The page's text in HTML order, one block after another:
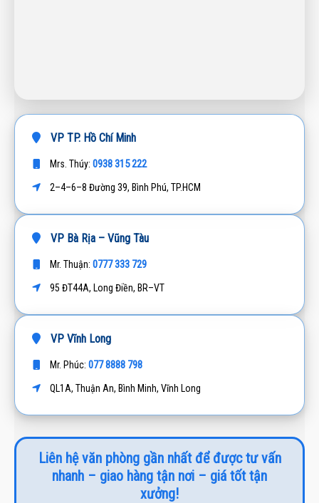
VP TP. Hồ Chí Minh
Mrs. Thúy: 0938 315 222
2–4–6–8 Đường 39, Bình Phú, TP.HCM
VP Bà Rịa – Vũng Tàu
Mr. Thuận: 0777 333 729
95 ĐT44A, Long Điền, BR–VT
VP Vĩnh Long
Mr. Phúc: 077 8888 798
QL1A, Thuận An, Bình Minh, Vĩnh Long
Liên hệ văn phòng gần nhất để được tư vấn
nhanh – giao hàng tận nơi – giá tốt tận
xưởng!